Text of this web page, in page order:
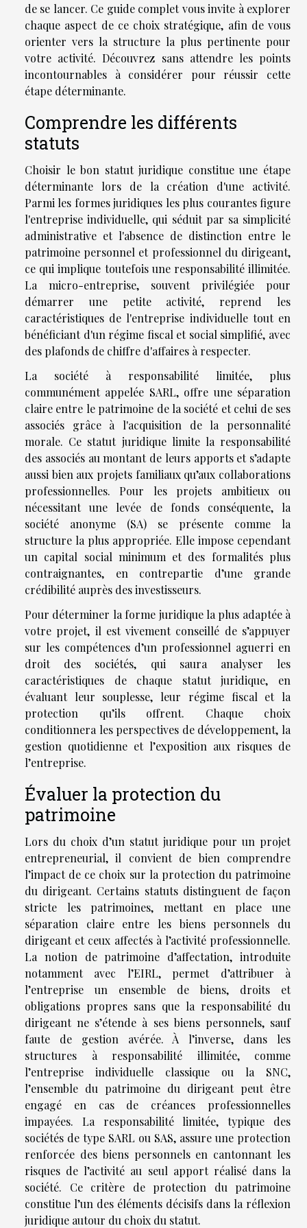
de se lancer. Ce guide complet vous invite à explorer
chaque aspect de ce choix stratégique, afin de vous
orienter vers la structure la plus pertinente pour
votre activité. Découvrez sans attendre les points
incontournables à considérer pour réussir cette
étape déterminante.
Comprendre les différents
statuts
Choisir le bon statut juridique constitue une étape
déterminante lors de la création d'une activité.
Parmi les formes juridiques les plus courantes figure
l'entreprise individuelle, qui séduit par sa simplicité
administrative et l'absence de distinction entre le
patrimoine personnel et professionnel du dirigeant,
ce qui implique toutefois une responsabilité illimitée.
La micro-entreprise, souvent privilégiée pour
démarrer une petite activité, reprend les
caractéristiques de l'entreprise individuelle tout en
bénéficiant d'un régime fiscal et social simplifié, avec
des plafonds de chiffre d'affaires à respecter.
La société à responsabilité limitée, plus
communément appelée SARL, offre une séparation
claire entre le patrimoine de la société et celui de ses
associés grâce à l'acquisition de la personnalité
morale. Ce statut juridique limite la responsabilité
des associés au montant de leurs apports et s’adapte
aussi bien aux projets familiaux qu’aux collaborations
professionnelles. Pour les projets ambitieux ou
nécessitant une levée de fonds conséquente, la
société anonyme (SA) se présente comme la
structure la plus appropriée. Elle impose cependant
un capital social minimum et des formalités plus
contraignantes, en contrepartie d’une grande
crédibilité auprès des investisseurs.
Pour déterminer la forme juridique la plus adaptée à
votre projet, il est vivement conseillé de s’appuyer
sur les compétences d’un professionnel aguerri en
droit des sociétés, qui saura analyser les
caractéristiques de chaque statut juridique, en
évaluant leur souplesse, leur régime fiscal et la
protection qu’ils offrent. Chaque choix
conditionnera les perspectives de développement, la
gestion quotidienne et l’exposition aux risques de
l’entreprise.
Évaluer la protection du
patrimoine
Lors du choix d’un statut juridique pour un projet
entrepreneurial, il convient de bien comprendre
l’impact de ce choix sur la protection du patrimoine
du dirigeant. Certains statuts distinguent de façon
stricte les patrimoines, mettant en place une
séparation claire entre les biens personnels du
dirigeant et ceux affectés à l’activité professionnelle.
La notion de patrimoine d’affectation, introduite
notamment avec l’EIRL, permet d’attribuer à
l’entreprise un ensemble de biens, droits et
obligations propres sans que la responsabilité du
dirigeant ne s’étende à ses biens personnels, sauf
faute de gestion avérée. À l’inverse, dans les
structures à responsabilité illimitée, comme
l’entreprise individuelle classique ou la SNC,
l’ensemble du patrimoine du dirigeant peut être
engagé en cas de créances professionnelles
impayées. La responsabilité limitée, typique des
sociétés de type SARL ou SAS, assure une protection
renforcée des biens personnels en cantonnant les
risques de l’activité au seul apport réalisé dans la
société. Ce critère de protection du patrimoine
constitue l’un des éléments décisifs dans la réflexion
juridique autour du choix du statut.